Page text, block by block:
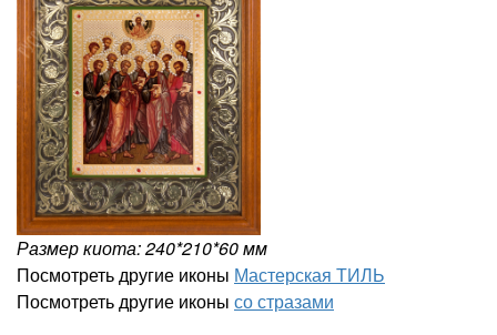
Размер киота: 240*210*60 мм
Посмотреть другие иконы Мастерская ТИЛЬ
Посмотреть другие иконы со стразами